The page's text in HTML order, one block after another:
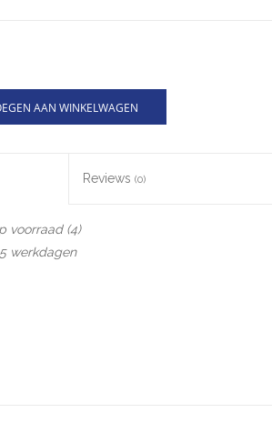
AAN WINKELWAGEN
Reviews (0)
voorraad(4)
werkdagen